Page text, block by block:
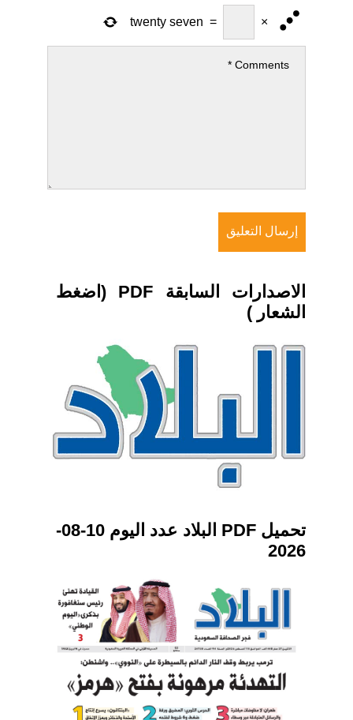
×
=
twenty seven
الاصدارات السابقة PDF (اضغط
الشعار )
تحميل PDF البلاد عدد اليوم 10-08-
2026